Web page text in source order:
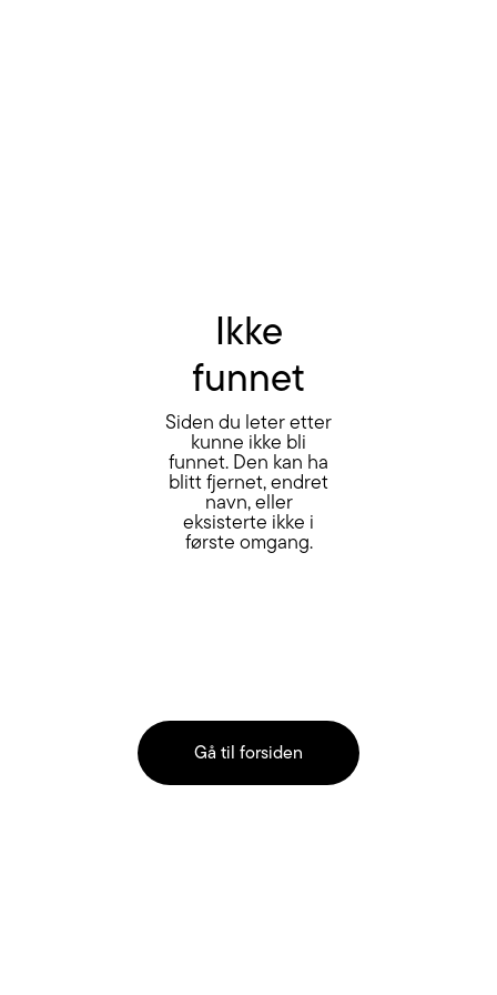
Ikke
funnet
Siden du leter etter
kunne ikke bli
funnet. Den kan ha
blitt fjernet, endret
navn, eller
eksisterte ikke i
første omgang.
Gå til forsiden